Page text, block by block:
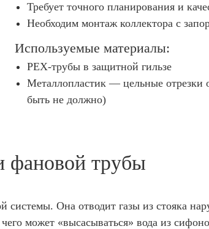
Требует точного планирования и
Необходим монтаж коллектора с
Используемые материалы:
PEX-трубы в защитной гильзе
Металлопластик — цельные отрезки
быть не должно)
фановой трубы
Она отводит газы из стояка
может «высасываться» вода из